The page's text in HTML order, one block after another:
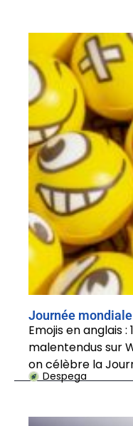
Journée
Emojis en anglais
malentendus sur
on célèbre la
Despega